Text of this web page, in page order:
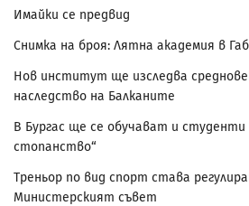
Имайки се предвид
Снимка на броя: Лятна академия в
Нов институт ще изследва
наследство на Балканите
В Бургас ще се обучават и студенти
стопанство“
Треньор по вид спорт става
Министерският съвет